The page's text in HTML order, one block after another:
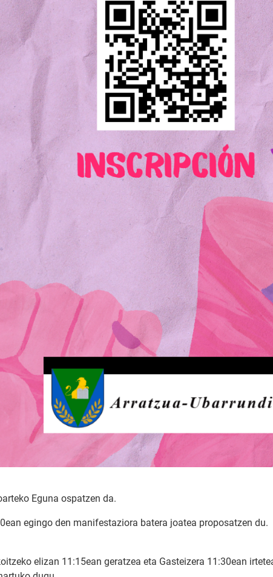
Eguna ospatzen da.
egingo den manifestaziora batera joatea proposatzen du.
elizan 11:15ean geratzea eta Gasteizera 11:30ean